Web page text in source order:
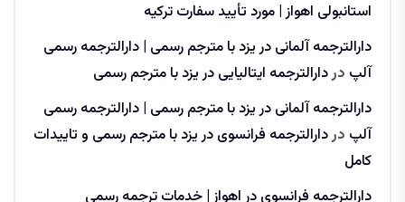
استانبولی اهواز | مورد تأیید سفارت ترکیه
دارالترجمه آلمانی در یزد با مترجم رسمی | دارالترجمه رسمی
آلپ دردارالترجمه ایتالیایی در یزد با مترجم رسمی
دارالترجمه آلمانی در یزد با مترجم رسمی | دارالترجمه رسمی
آلپ دردارالترجمه فرانسوی در یزد با مترجم رسمی و تاییدات
کامل
دارالترجمه فرانسوی در اهواز | خدمات ترجمه رسمی